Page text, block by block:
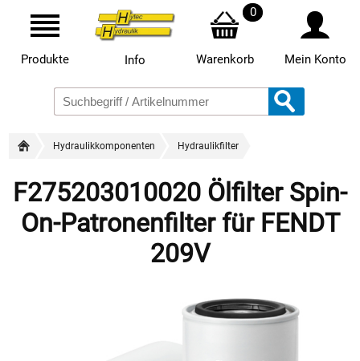
Produkte Info
0
Warenkorb Mein Konto
Hydraulikkomponenten Hydraulikfilter
F275203010020 Ölfilter Spin-
On-Patronenfilter für FENDT
209V